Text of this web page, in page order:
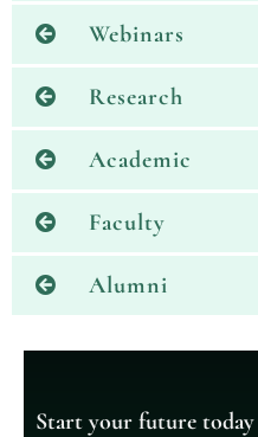
Webinars
Research
Academic
Faculty
Alumni
Start your future today